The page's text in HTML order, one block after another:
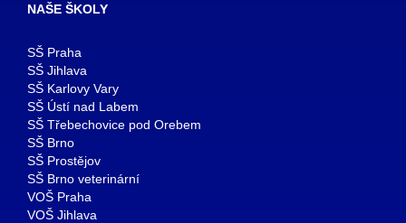
NAŠE ŠKOLY
SŠ Praha
SŠ Jihlava
SŠ Karlovy Vary
SŠ Ústí nad Labem
SŠ Třebechovice pod Orebem
SŠ Brno
SŠ Prostějov
SŠ Brno veterinární
VOŠ Praha
VOŠ Jihlava